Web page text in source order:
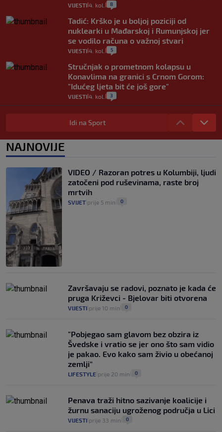
VIJESTI 4. kol. 8
Tadić: Krško je u boljoj poziciji od
nuklearki u Mađarskoj i Rumunjskoj jer
se vodilo računa o važnoj stvari
VIJESTI 4. kol. 5
Stručnjak o prometnom kolapsu u
Konavlima na granici s Crnom Gorom:
"Idućeg ljeta bit će još gore"
VIJESTI 4. kol. 3
Iz Hrvatske u Italiju može se i preko
mora. Provjerili smo brodske linije i
VIJESTI 3. kol. 2
vidjeti na akcijama u trgovinama"
VIJESTI 3. kol. 8
Idi na Sport
NAJNOVIJE
VIDEO / Razoran potres u Kolumbiji, ljudi
zatočeni pod ruševinama, raste broj
mrtvih
SVIJET prije 5 min 0
Završavaju se radovi, poznato je kada će
pruga Križevci - Bjelovar biti otvorena
VIJESTI prije 10 min 0
"Pobjegao sam glavom bez obzira iz
Švedske i vratio se jer ono što sam vidio
je pakao. Evo kako sam živio u obećanoj
zemlji“
LIFESTYLE prije 20 min 0
Penava traži hitno sazivanje koalicije i
žurnu sanaciju ugroženog područja u Lici
VIJESTI prije 33 min 0